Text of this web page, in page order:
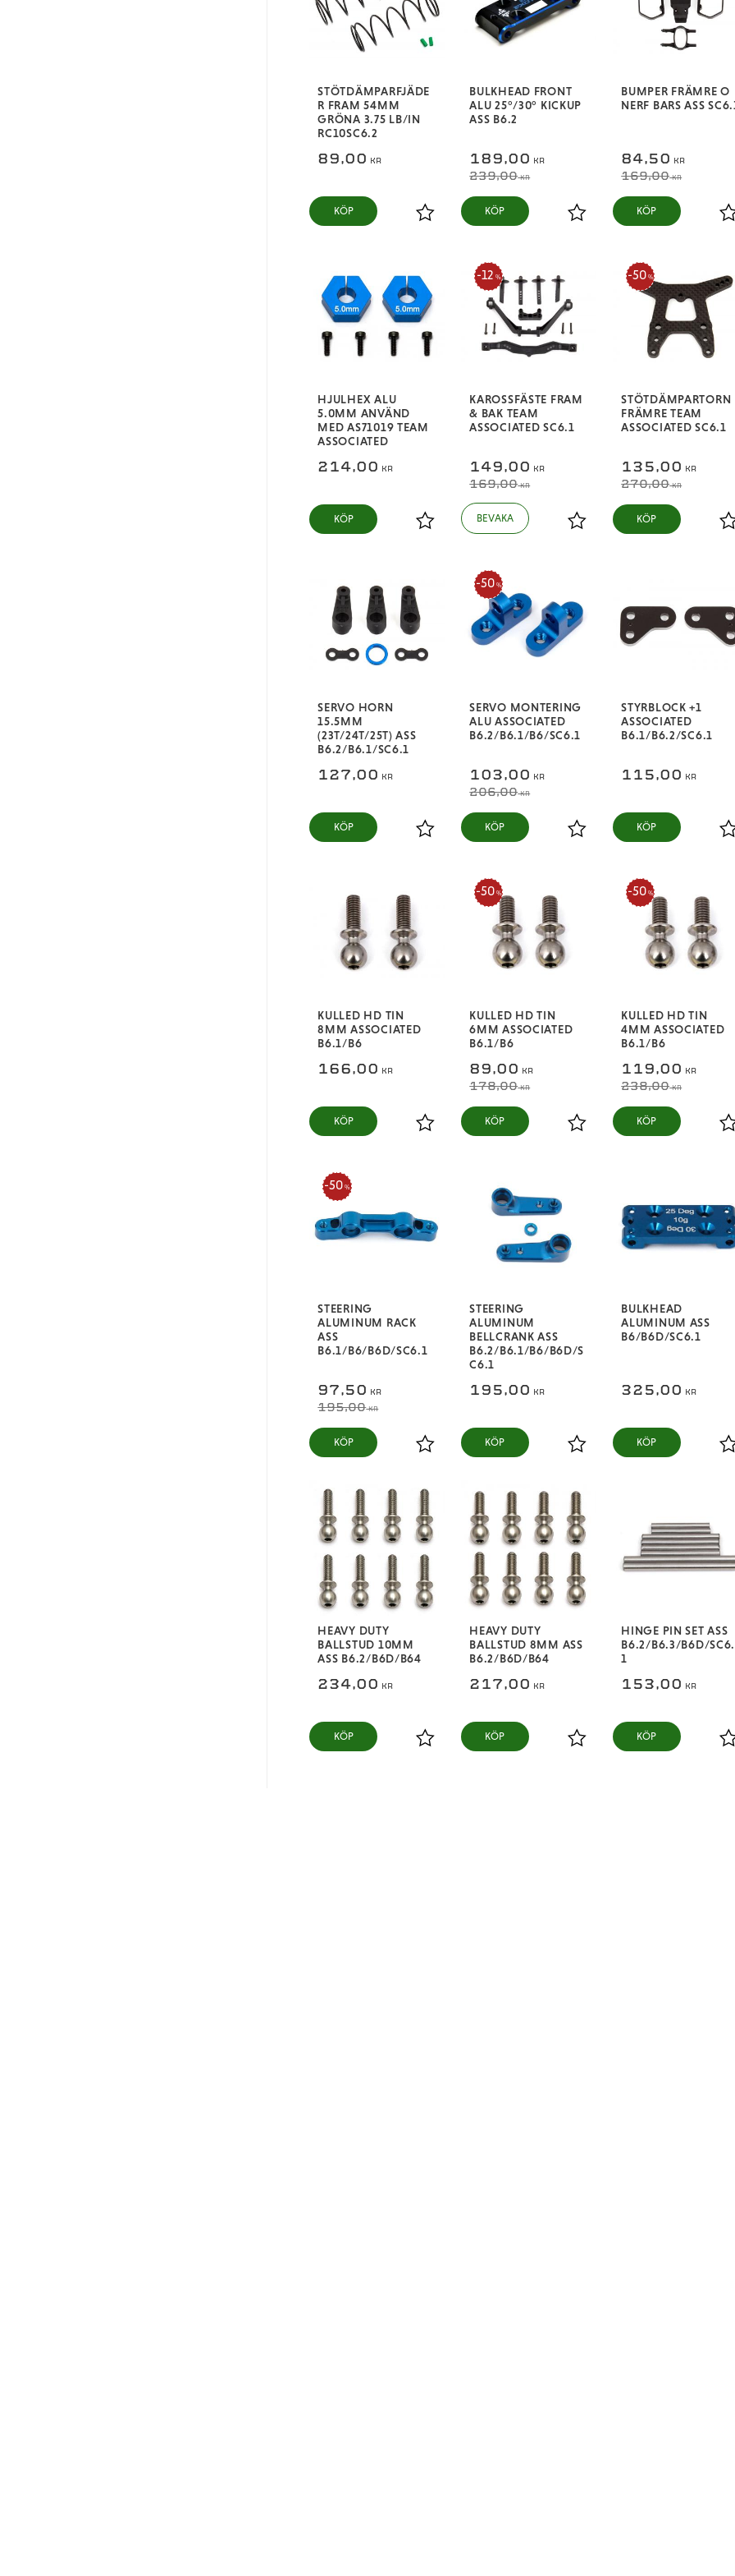
STÖTDÄMPARFJÄDE
R FRAM 54MM
GRÖNA 3.75 LB/IN
RC10SC6.2
89,00 KR
Lägg till i favoriter
KÖP
BULKHEAD FRONT
ALU 25­°/30° KICKUP
ASS B6.2
189,00 KR
239,00KR
Lägg till i favoriter
KÖP
BUMPER FRÄMRE O
NERF BARS ASS
84,50 KR
169,00KR
KÖP
HJULHEX ALU
5.0MM ANVÄND
MED AS71019 TEAM
ASSOCIATED
214,00 KR
Lägg till i favoriter
KÖP
KAROSSFÄSTE FRAM
& BAK TEAM
ASSOCIATED SC6.1
149,00 KR
169,00KR
12 %
Lägg till i favoriter
STÖTDÄMPARTORN
FRÄMRE TEAM
ASSOCIATED SC6.1
135,00 KR
270,00KR
50 %
KÖP
SERVO HORN
15.5MM
(23T/24T/25T) ASS
B6.2/B6.1/SC6.1
127,00 KR
Lägg till i favoriter
KÖP
SERVO MONTERING
ALU ASSOCIATED
B6.2/B6.1/B6/SC6.1
103,00 KR
206,00KR
50 %
Lägg till i favoriter
KÖP
STYRBLOCK +1
ASSOCIATED
B6.1/B6.2/SC6.1
115,00 KR
KÖP
KULLED HD TIN
8MM ASSOCIATED
B6.1/B6
166,00 KR
Lägg till i favoriter
KÖP
KULLED HD TIN
6MM ASSOCIATED
B6.1/B6
89,00 KR
178,00KR
50 %
Lägg till i favoriter
KÖP
KULLED HD TIN
4MM ASSOCIATED
B6.1/B6
119,00 KR
238,00KR
50 %
KÖP
STEERING
ALUMINUM RACK
ASS
B6.1/B6/B6D/SC6.1
97,50 KR
195,00KR
50 %
Lägg till i favoriter
KÖP
STEERING
ALUMINUM
BELLCRANK ASS
B6.2/B6.1/B6/B6D/S
C6.1
195,00 KR
Lägg till i favoriter
KÖP
BULKHEAD
ALUMINUM ASS
B6/B6D/SC6.1
325,00 KR
KÖP
HEAVY DUTY
BALLSTUD 10MM
ASS B6.2/B6D/B64
234,00 KR
Lägg till i favoriter
KÖP
HEAVY DUTY
BALLSTUD 8MM ASS
B6.2/B6D/B64
217,00 KR
Lägg till i favoriter
KÖP
HINGE PIN SET ASS
B6.2/B6.3/B6D/SC6.
1
153,00 KR
KÖP